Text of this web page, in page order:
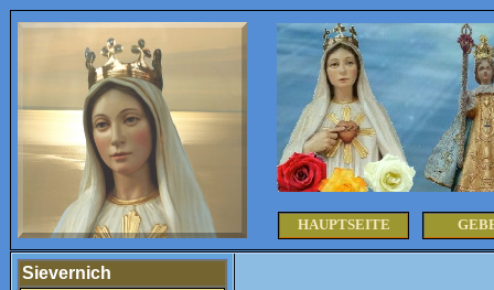
HAUPTSEITE
Sievernich